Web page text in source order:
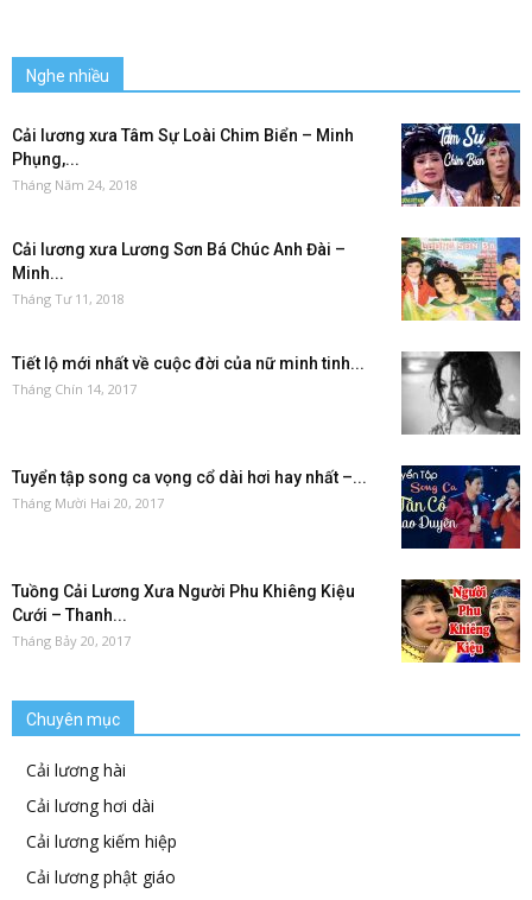
Nghe nhiều
Cải lương xưa Tâm Sự Loài Chim Biển – Minh
Phụng,...
Tháng Năm 24, 2018
Cải lương xưa Lương Sơn Bá Chúc Anh Đài –
Minh...
Tháng Tư 11, 2018
Tiết lộ mới nhất về cuộc đời của nữ minh tinh...
Tháng Chín 14, 2017
Tuyển tập song ca vọng cổ dài hơi hay nhất –...
Tháng Mười Hai 20, 2017
Tuồng Cải Lương Xưa Người Phu Khiêng Kiệu
Cưới – Thanh...
Tháng Bảy 20, 2017
Chuyên mục
Cải lương hài
Cải lương hơi dài
Cải lương kiếm hiệp
Cải lương phật giáo